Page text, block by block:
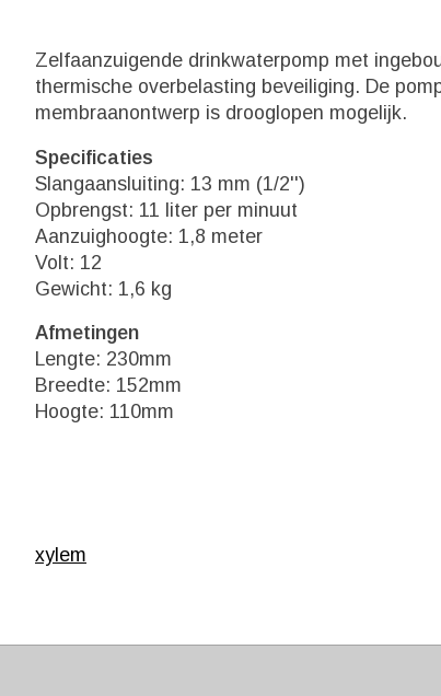
Zelfaanzuigende drinkwaterpomp met
thermische overbelasting beveiliging. De
membraanontwerp is drooglopen mogelijk.
Specificaties
Slangaansluiting: 13 mm (1/2'')
Opbrengst: 11 liter per minuut
Aanzuighoogte: 1,8 meter
Volt: 12
Gewicht: 1,6 kg
Afmetingen
Lengte: 230mm
Breedte: 152mm
Hoogte: 110mm
xylem